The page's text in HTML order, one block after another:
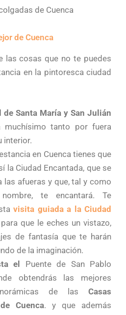
de Cuenca
de Cuenca
las cosas que no te puedes
en la pintoresca ciudad
de Santa María y San Julián
muchísimo tanto por fuera
interior.
en Cuenca tienes que
la Ciudad Encantada, que se
las afueras y que, tal y como
te encantará. Te
visita guiada a la Ciudad
que le eches un vistazo,
de fantasía que te harán
de la imaginación.
el Puente de San Pablo
obtendrás las mejores
de las Casas
Cuenca. y que además